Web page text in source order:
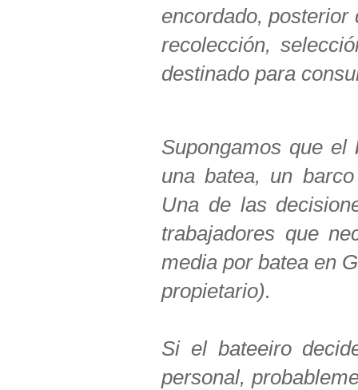
encordado, posterior
recolección,
destinado para
Supongamos que el
una batea, un
Una de las
trabajadores que
media por batea en
propietario).
Si el bateeiro
personal,